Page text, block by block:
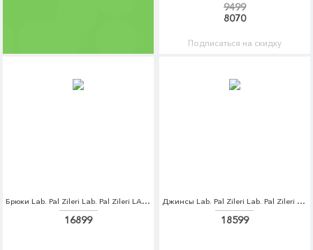
9499
8070
Подписаться на скидку
Брюки Lab. Pal Zileri Lab. Pal Zileri LA059EMCEJN4
16899
Джинсы Lab. Pal Zileri Lab. Pal Zileri LA059EMCSNM1
18599